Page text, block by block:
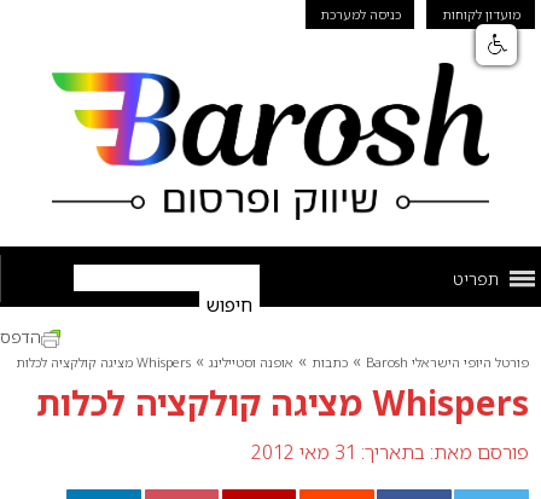
מועדון לקוחות כניסה למערכת
תפריט
פורטל היופי הישראלי Barosh » כתבות » אופנה וסטיילינג » Whispers מציגה קולקציה לכלות
Whispers מציגה קולקציה לכלות
פורסם מאת: בתאריך: 31 מאי 2012
הדפס